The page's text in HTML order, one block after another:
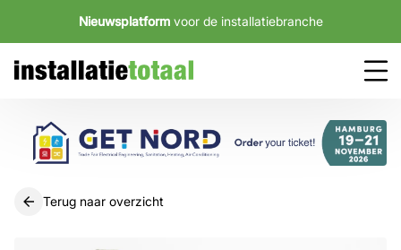
Nieuwsplatform voor de installatiebranche
Terug naar overzicht